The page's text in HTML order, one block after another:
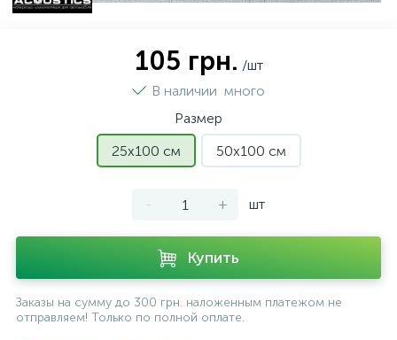
105 грн. /шт
В наличии много
Размер
25х100 см
50х100 см
- + шт
Купить
Заказы на сумму до 300 грн. наложенным платежом не
отправляем! Только по полной оплате.